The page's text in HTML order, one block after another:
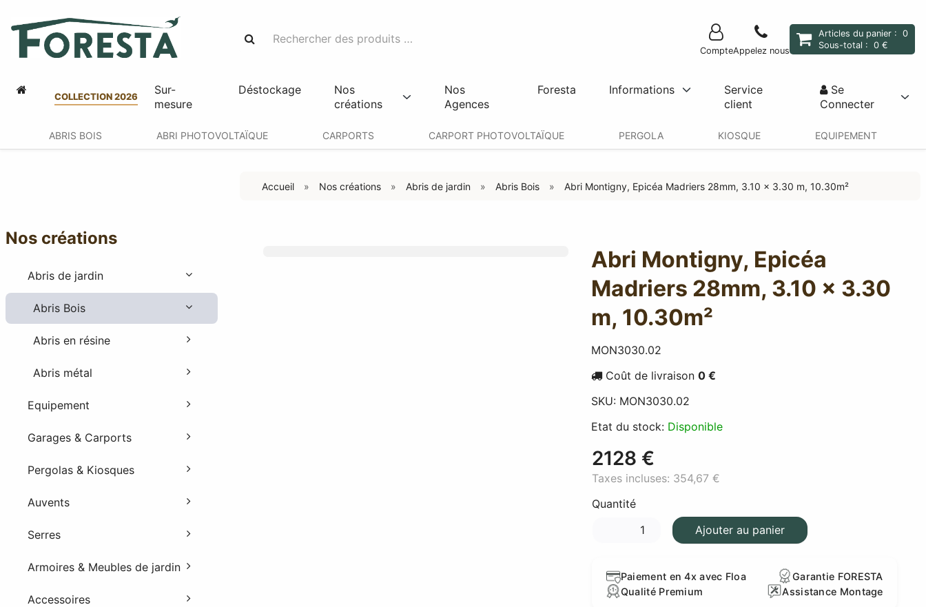
CompteAppelez nous
Articles du panier : 0
Sous-total : 0 €
COLLECTION 2026
Sur-
mesure
Déstockage
Nos
créations
Nos
Agences
Foresta Informations
Service
client
Se
Connecter
ABRIS BOIS ABRI PHOTOVOLTAÏQUE CARPORTS CARPORT PHOTOVOLTAÏQUE PERGOLA KIOSQUE EQUIPEMENT
Nos créations
Abris de jardin
Abris Bois
Abris en résine
Abris métal
Equipement
Garages & Carports
Pergolas & Kiosques
Auvents
Serres
Armoires & Meubles de jardin
Accessoires
Accueil Nos créations Abris de jardin Abris Bois Abri Montigny, Epicéa Madriers 28mm, 3.10 x 3.30 m, 10.30m²
Abri Montigny, Epicéa
Madriers 28mm, 3.10 x 3.30
m, 10.30m²
MON3030.02
Coût de livraison 0 €
SKU: MON3030.02
Etat du stock: Disponible
2128 €
Taxes incluses: 354,67 €
Quantité
Ajouter au panier
Paiement en 4x avec Floa
Garantie FORESTA
Qualité Premium
Assistance Montage